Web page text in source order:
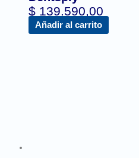
$ 139.590,00
Añadir al carrito